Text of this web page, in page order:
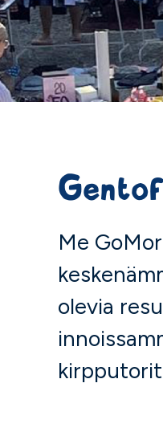
Me
olevia
kirpputorit